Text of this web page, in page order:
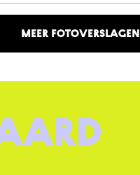
Meer fotoverslagen